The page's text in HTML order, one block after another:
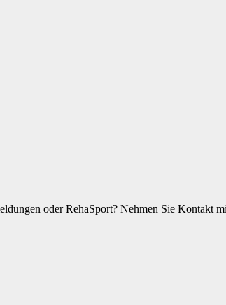
oder RehaSport? Nehmen Sie Kontakt